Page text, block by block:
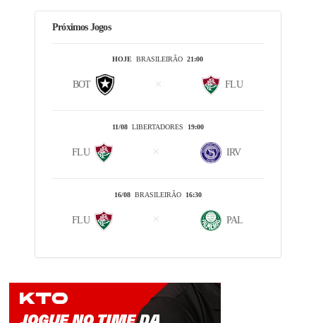
Próximos Jogos
HOJE BRASILEIRÃO21:00
BOT FLU
11/08LIBERTADORES 19:00
FLU IRV
16/08BRASILEIRÃO 16:30
FLU PAL